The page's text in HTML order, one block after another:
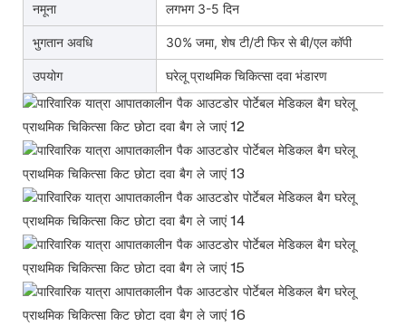
नमूना लगभग 3-5 दिन
भुगतान अवधि 30% जमा, शेष टी/टी फिर से बी/एल कॉपी
उपयोग घरेलू प्राथमिक चिकित्सा दवा भंडारण